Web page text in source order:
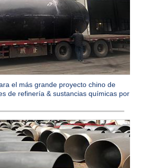
el más grande proyecto chino de
de refinería & sustancias químicas por